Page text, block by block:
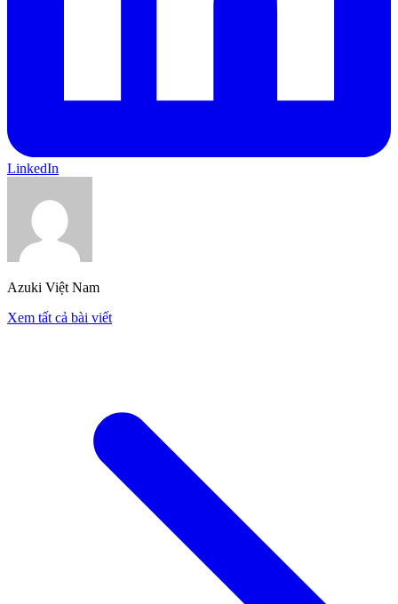
LinkedIn
Azuki Việt Nam
Xem tất cả bài viết